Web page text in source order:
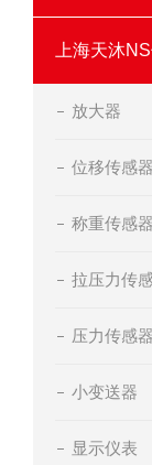
上海天沐
放大器
位移传感器
称重传感器
拉压力传
压力传感器
小变送器
显示仪表